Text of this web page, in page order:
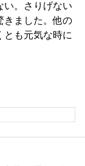
い。さりげない
きました。他の
とも元気な時に